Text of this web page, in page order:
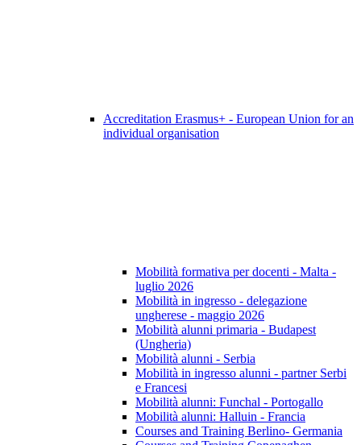
Accreditation Erasmus+ - European Union for an
individual organisation
Mobilità formativa per docenti - Malta -
luglio 2026
Mobilità in ingresso - delegazione
ungherese - maggio 2026
Mobilità alunni primaria - Budapest
(Ungheria)
Mobilità alunni - Serbia
Mobilità in ingresso alunni - partner Serbi
e Francesi
Mobilità alunni: Funchal - Portogallo
Mobilità alunni: Halluin - Francia
Courses and Training Berlino- Germania